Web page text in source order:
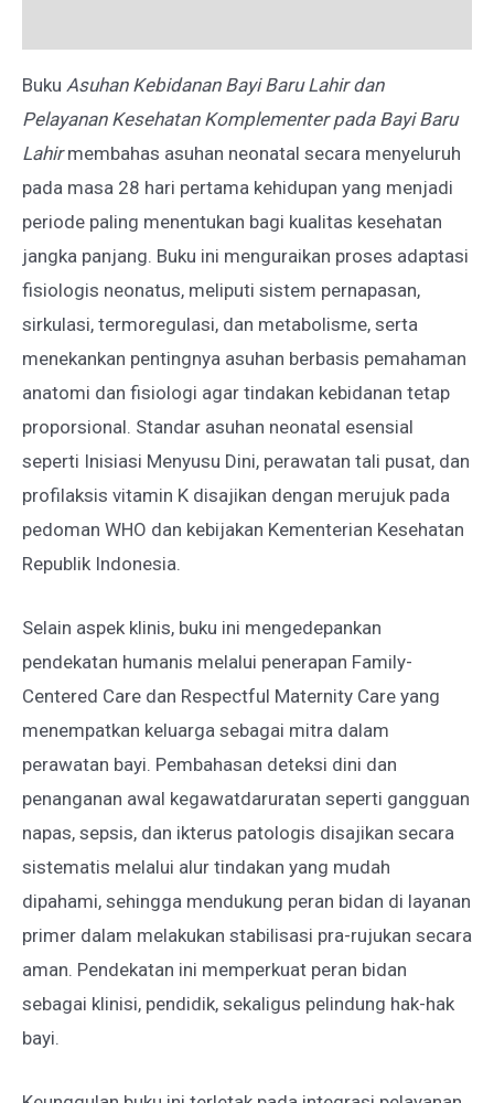
KOMPLEMENTER
PADA
BAYI
BARU
LAHIR
Buku Asuhan Kebidanan Bayi Baru Lahir dan
Pelayanan Kesehatan Komplementer pada Bayi Baru
Lahirmembahas asuhan neonatal secara menyeluruh
pada masa 28 hari pertama kehidupan yang menjadi
periode paling menentukan bagi kualitas kesehatan
jangka panjang. Buku ini menguraikan proses adaptasi
fisiologis neonatus, meliputi sistem pernapasan,
sirkulasi, termoregulasi, dan metabolisme, serta
menekankan pentingnya asuhan berbasis pemahaman
anatomi dan fisiologi agar tindakan kebidanan tetap
proporsional. Standar asuhan neonatal esensial
seperti Inisiasi Menyusu Dini, perawatan tali pusat, dan
profilaksis vitamin K disajikan dengan merujuk pada
pedoman WHO dan kebijakan Kementerian Kesehatan
Republik Indonesia.
Selain aspek klinis, buku ini mengedepankan
pendekatan humanis melalui penerapan Family-
Centered Care dan Respectful Maternity Care yang
menempatkan keluarga sebagai mitra dalam
perawatan bayi. Pembahasan deteksi dini dan
penanganan awal kegawatdaruratan seperti gangguan
napas, sepsis, dan ikterus patologis disajikan secara
sistematis melalui alur tindakan yang mudah
dipahami, sehingga mendukung peran bidan di layanan
primer dalam melakukan stabilisasi pra-rujukan secara
aman. Pendekatan ini memperkuat peran bidan
sebagai klinisi, pendidik, sekaligus pelindung hak-hak
bayi.